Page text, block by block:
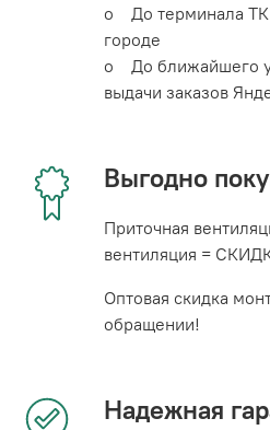
o До терминала
городе
o До ближайшего
выдачи заказов
Выгодно
Приточная
вентиляция =
Оптовая скидка
обращении!
Надежная